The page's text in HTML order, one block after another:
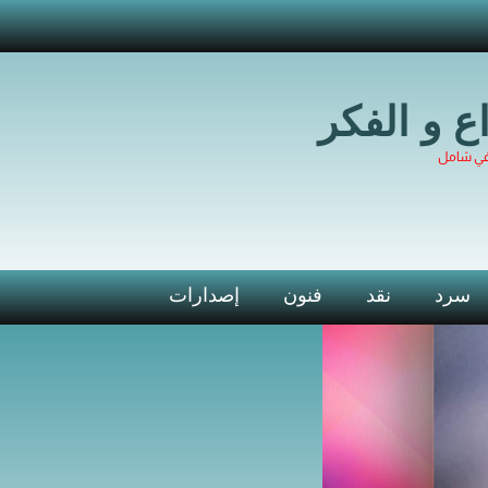
و الفكر
شامل
سرد نقد فنون إصدارات